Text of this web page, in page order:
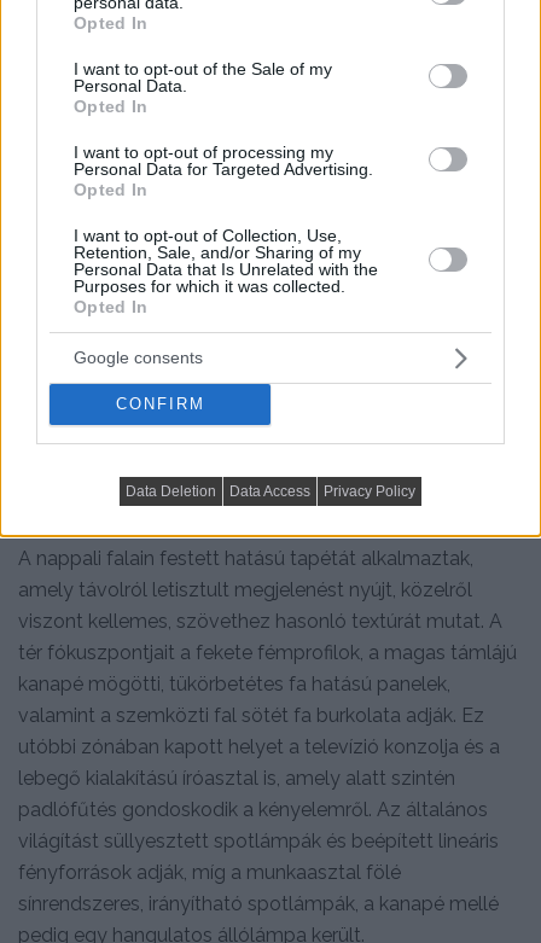
grant or deny consent to Google and its third-party tags to
use your data for below specified purposes in below Google
consent section.
Opted In
I want to opt-out of the Sale of my
Personal Data.
Opted In
I want to opt-out of processing my
Personal Data for Targeted Advertising.
Opted In
I want to opt-out of Collection, Use,
Retention, Sale, and/or Sharing of my
Personal Data that Is Unrelated with the
Purposes for which it was collected.
Opted In
Google consents
CONFIRM
Data Deletion Data Access Privacy Policy
A nappali falain festett hatású tapétát alkalmaztak,
amely távolról letisztult megjelenést nyújt, közelről
viszont kellemes, szövethez hasonló textúrát mutat. A
tér fókuszpontjait a fekete fémprofilok, a magas támlájú
kanapé mögötti, tükörbetétes fa hatású panelek,
valamint a szemközti fal sötét fa burkolata adják. Ez
utóbbi zónában kapott helyet a televízió konzolja és a
lebegő kialakítású íróasztal is, amely alatt szintén
padlófűtés gondoskodik a kényelemről. Az általános
világítást süllyesztett spotlámpák és beépített lineáris
fényforrások adják, míg a munkaasztal fölé
sínrendszeres, irányítható spotlámpák, a kanapé mellé
pedig egy hangulatos állólámpa került.